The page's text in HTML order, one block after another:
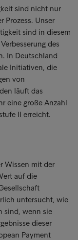
sind nicht nur
Prozess. Unser
sind in diesem
des
In Deutschland
Initiativen, die
von
läuft das
eine große Anzahl
II erreicht.
Wissen mit der
auf die
untersucht, wie
sind, wenn sie
dieser
Payment